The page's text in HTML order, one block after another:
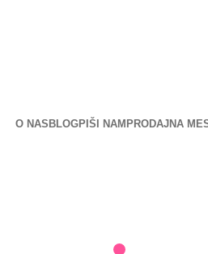
O NAS BLOGPIŠI NAM PRODAJNA